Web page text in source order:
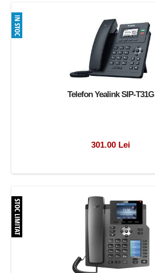
Telefon Yealink SIP-T31G
301.00 Lei